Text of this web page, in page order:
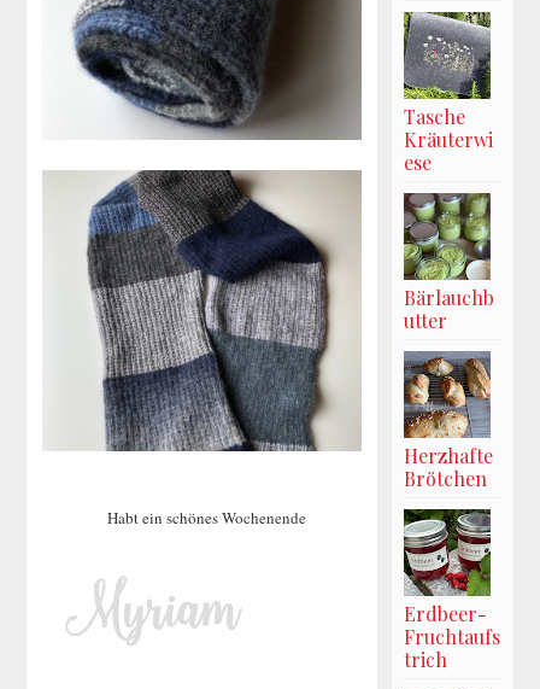
Habt ein schönes Wochenende
Tasche
Kräuterwi
ese
Bärlauchb
utter
Herzhafte
Brötchen
Erdbeer-
Fruchtaufs
trich